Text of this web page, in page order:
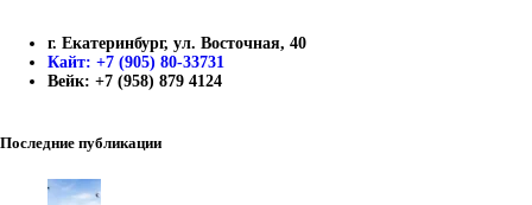
г. Екатеринбург, ул. Восточная, 40
Кайт: +7 (905) 80-33731
Вейк: +7 (958) 879 4124
Последние публикации